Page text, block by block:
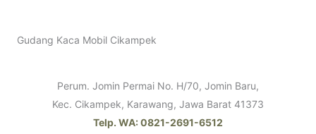
Gudang Kaca Mobil Cikampek
Perum. Jomin Permai No. H/70, Jomin Baru,
Kec. Cikampek, Karawang, Jawa Barat 41373
Telp. WA: 0821-2691-6512